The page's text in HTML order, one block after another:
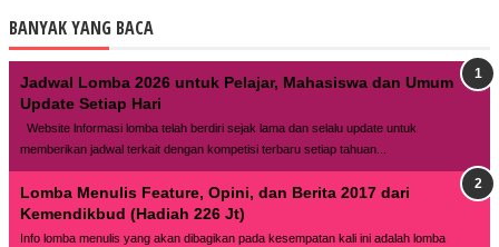
BANYAK YANG BACA
Jadwal Lomba 2026 untuk Pelajar, Mahasiswa dan Umum
Update Setiap Hari
Website lnformasi lomba telah berdiri sejak lama dan selalu update untuk
memberikan jadwal terkait dengan kompetisi terbaru setiap tahuan...
Lomba Menulis Feature, Opini, dan Berita 2017 dari
Kemendikbud (Hadiah 226 Jt)
Info lomba menulis yang akan dibagikan pada kesempatan kali ini adalah lomba